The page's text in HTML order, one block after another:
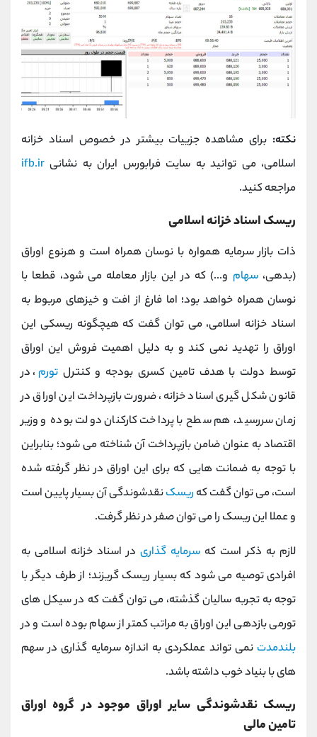
نکته: برای مشاهده جزییات بیشتر در خصوص اسناد خزانه
اسلامی، می توانید به سایت فرابورس ایران به نشانی ifb.ir
مراجعه کنید.
ریسک اسناد خزانه اسلامی
ذات بازار سرمایه همواره با نوسان همراه است و هرنوع اوراق
(بدهی،سهام و...) که در این بازار معامله می شود، قطعا با
نوسان همراه خواهد بود؛ اما فارغ از افت و خیزهای مربوط به
اسناد خزانه اسلامی، می توان گفت که هیچگونه ریسکی این
اوراق را تهدید نمی کند و به دلیل اهمیت فروش این اوراق
توسط دولت با هدف تامین کسری بودجه و کنترلتورم ، در
قانون شکل گیری اسناد خزانه، ضرورت بازپرداخت این اوراق در
زمان سررسید، هم سطح با پرداخت کارکنان دولت بوده و وزیر
اقتصاد به عنوان ضامن بازپرداخت آن شناخته می شود؛ بنابراین
با توجه به ضمانت هایی که برای این اوراق در نظر گرفته شده
است، می توان گفت که ریسکنقدشوندگی آن بسیار پایین است
و عملا این ریسک را می توان صفر در نظر گرفت.
لازم به ذکر است که سرمایه گذاری در اسناد خزانه اسلامی به
افرادی توصیه می شود که بسیار ریسک گریزند؛ از طرف دیگر با
توجه به تجربه سالیان گذشته، می توان گفت که در سیکل های
تورمی بازدهی این اوراق به مراتب کمتر از سهام بوده است و در
بلندمدت نمی تواند عملکردی به اندازه سرمایه گذاری در سهم
های با بنیاد خوب داشته باشد.
ریسک نقدشوندگی سایر اوراق موجود در گروه اوراق
تامین مالی